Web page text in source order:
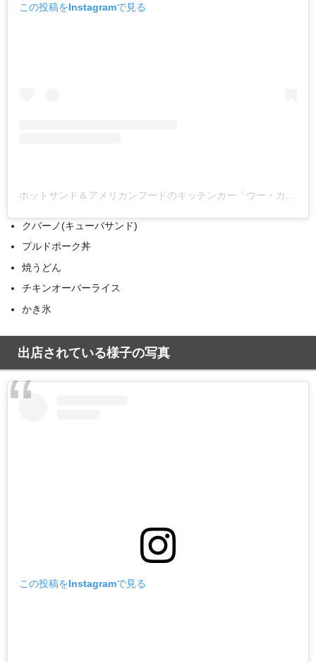
この投稿をInstagramで見る
クバーノ(キューバサンド)
プルドポーク丼
焼うどん
チキンオーバーライス
かき氷
出店されている様子の写真
この投稿をInstagramで見る